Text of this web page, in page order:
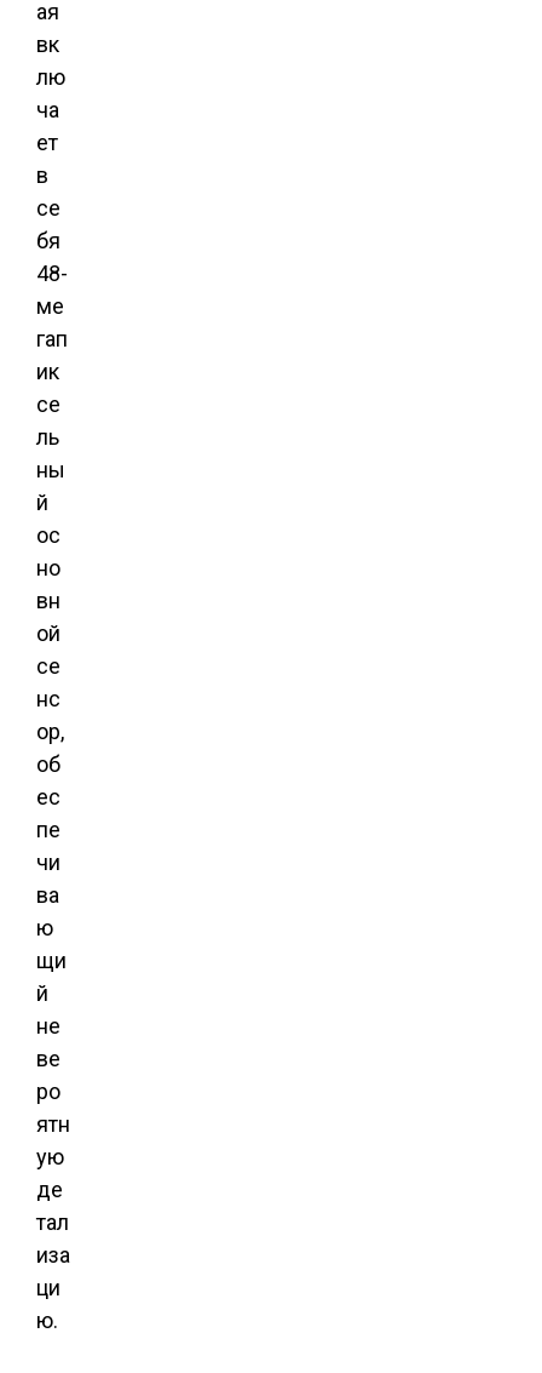
ая
вк
лю
ча
ет
в
се
бя
48-
ме
гап
ик
се
ль
ны
й
ос
но
вн
ой
се
нс
ор,
об
ес
пе
чи
ва
ю
щи
й
не
ве
ро
ятн
ую
де
тал
иза
ци
ю.